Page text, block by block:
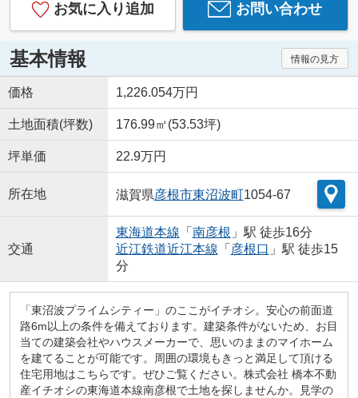
お気に入り追加 お問い合わせ
基本情報 情報の見方
価格 1,226.054万円
土地面積(坪数) 176.99㎡(53.53坪)
坪単価 22.9万円
所在地 滋賀県彦根市東沼波町1054-67
交通
東海道本線 「 南彦根 」駅 徒歩16分
近江鉄道近江本線 「 彦根口 」駅 徒歩15
分
「東沼波プライムシティー」のここがイチオシ。安心の前面道
路6m以上の条件を備えております。建築条件がないため、お目
当ての建築会社やハウスメーカーで、思いのままのマイホーム
を建てることが可能です。周囲の環境もきっと満足して頂ける
住宅用地はこちらです。ぜひご覧ください。株式会社 橋本不動
産イチオシの東海道本線南彦根で土地を探しませんか。見学の